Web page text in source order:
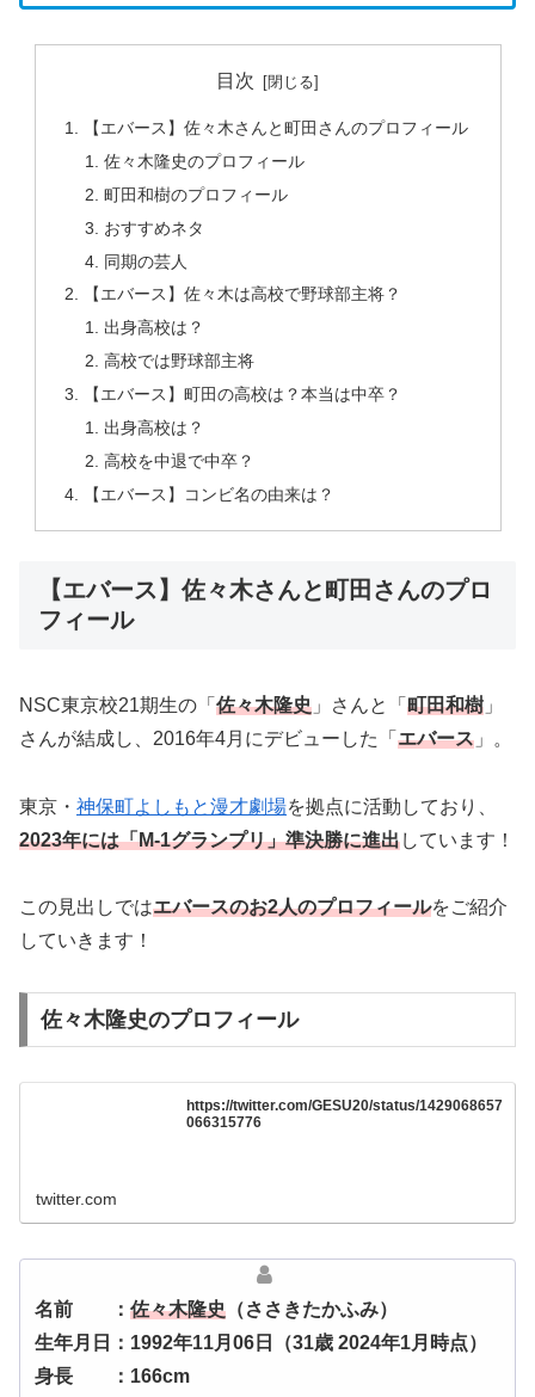
目次
【エバース】佐々木さんと町田さんのプロフィール
佐々木隆史のプロフィール
町田和樹のプロフィール
おすすめネタ
同期の芸人
【エバース】佐々木は高校で野球部主将？
出身高校は？
高校では野球部主将
【エバース】町田の高校は？本当は中卒？
出身高校は？
高校を中退で中卒？
【エバース】コンビ名の由来は？
【エバース】佐々木さんと町田さんのプロ
フィール
NSC東京校21期生の「 佐々木隆史 」さんと「 町田和樹 」
さんが結成し、2016年4月にデビューした「 エバース 」。
東京・ 神保町よしもと漫才劇場を拠点に活動しており、
2023年には「M-1グランプリ」準決勝に進出しています！
この見出しではエバースのお2人のプロフィールをご紹介
していきます！
佐々木隆史のプロフィール
https://twitter.com/GESU20/status/1429068657
066315776
twitter.com
名前 ： 佐々木隆史 （ささきたかふみ）
生年月日：1992年11月06日（31歳 2024年1月時点）
身長 ：166cm